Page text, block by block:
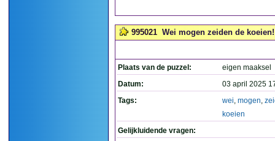
995021 Wei mogen zeiden de koeien!
Plaats van de puzzel:
eigen maaksel
Datum:
03 april 2025
Tags:
wei, mogen,
koeien
Gelijkluidende vragen: